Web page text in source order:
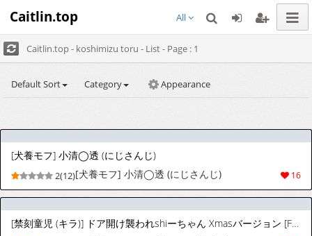
Caitlin.top All
Caitlin.top - koshimizu toru - List - Page : 1
Default Sort Category Appearance
[犬養モフ] 小清◯透 (にじさんじ)
16
2(12)[犬養モフ] 小清◯透 (にじさんじ)
[禁刻童児 (キラ)] ドア開け襲われshiーちゃん Xmasバージョン [Fanbox]